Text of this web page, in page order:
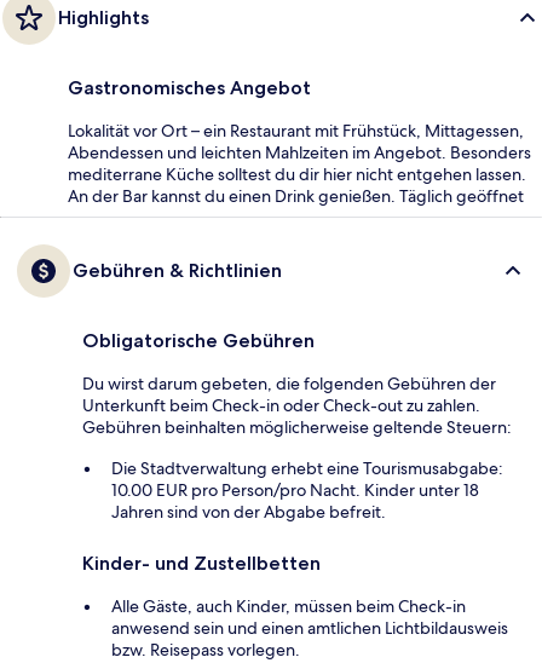
Highlights
Gastronomisches Angebot
Lokalität vor Ort – ein Restaurant mit Frühstück, Mittagessen,
Abendessen und leichten Mahlzeiten im Angebot. Besonders
mediterrane Küche solltest du dir hier nicht entgehen lassen.
An der Bar kannst du einen Drink genießen. Täglich geöffnet
Gebühren & Richtlinien
Obligatorische Gebühren
Du wirst darum gebeten, die folgenden Gebühren der
Unterkunft beim Check-in oder Check-out zu zahlen.
Gebühren beinhalten möglicherweise geltende Steuern:
Die Stadtverwaltung erhebt eine Tourismusabgabe:
10.00 EUR pro Person/pro Nacht. Kinder unter 18
Jahren sind von der Abgabe befreit.
Kinder- und Zustellbetten
Alle Gäste, auch Kinder, müssen beim Check-in
anwesend sein und einen amtlichen Lichtbildausweis
bzw. Reisepass vorlegen.